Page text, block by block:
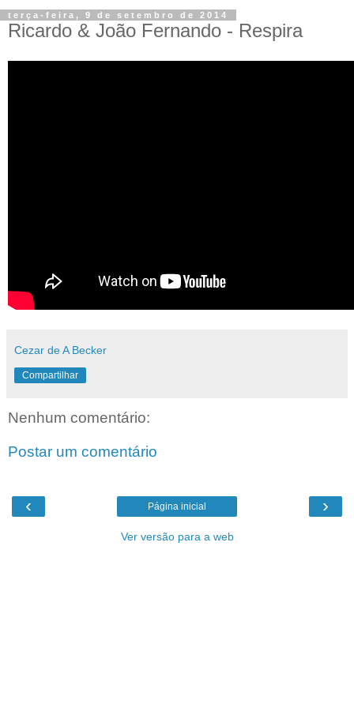
terça-feira, 9 de setembro de 2014
Ricardo & João Fernando - Respira
Cezar de A Becker
Compartilhar
Nenhum comentário:
Postar um comentário
‹ ›
Página inicial
Ver versão para a web